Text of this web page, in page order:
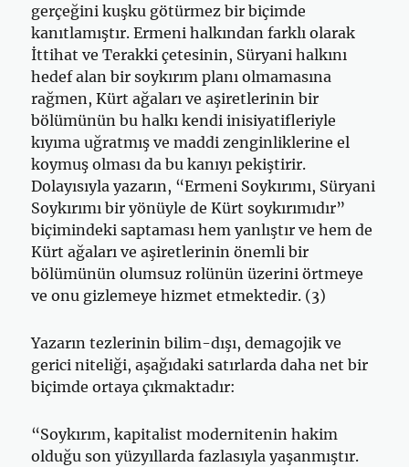
gerçeğini kuşku götürmez bir biçimde
kanıtlamıştır. Ermeni halkından farklı olarak
İttihat ve Terakki çetesinin, Süryani halkını
hedef alan bir soykırım planı olmamasına
rağmen, Kürt ağaları ve aşiretlerinin bir
bölümünün bu halkı kendi inisiyatifleriyle
kıyıma uğratmış ve maddi zenginliklerine el
koymuş olması da bu kanıyı pekiştirir.
Dolayısıyla yazarın, “Ermeni Soykırımı, Süryani
Soykırımı bir yönüyle de Kürt soykırımıdır”
biçimindeki saptaması hem yanlıştır ve hem de
Kürt ağaları ve aşiretlerinin önemli bir
bölümünün olumsuz rolünün üzerini örtmeye
ve onu gizlemeye hizmet etmektedir. (3)
Yazarın tezlerinin bilim-dışı, demagojik ve
gerici niteliği, aşağıdaki satırlarda daha net bir
biçimde ortaya çıkmaktadır:
“Soykırım, kapitalist modernitenin hakim
olduğu son yüzyıllarda fazlasıyla yaşanmıştır.